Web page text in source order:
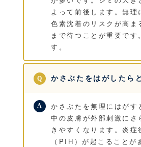
よって前後します。無理
色素沈着のリスクが高ま
まで待つことが重要です
す。
かさぶたをはがしたら
かさぶたを無理にはがす
中の皮膚が外部刺激にさ
きやすくなります。炎症
（PIH）が起こることが